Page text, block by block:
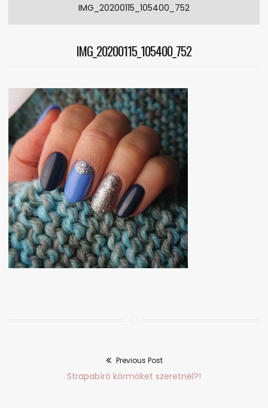
IMG_20200115_105400_752
IMG_20200115_105400_752
Previous Post
Previous
Strapabíró körmöket szeretnél?!